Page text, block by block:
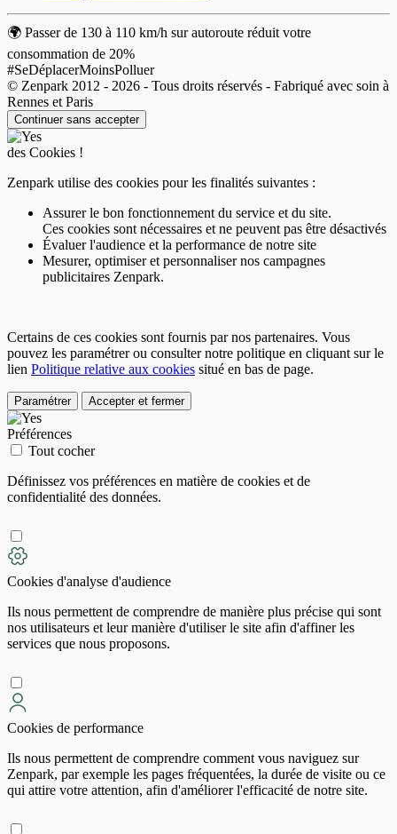
🌍 Passer de 130 à 110 km/h sur autoroute réduit votre
consommation de 20%
#SeDéplacerMoinsPolluer
© Zenpark 2012 - 2026 - Tous droits réservés - Fabriqué avec soin à
Rennes et Paris
Continuer sans accepter
des Cookies !
Zenpark utilise des cookies pour les finalités suivantes :
Assurer le bon fonctionnement du service et du site.
Ces cookies sont nécessaires et ne peuvent pas être désactivés
Évaluer l'audience et la performance de notre site
Mesurer, optimiser et personnaliser nos campagnes
publicitaires Zenpark.
Certains de ces cookies sont fournis par nos partenaires. Vous
pouvez les paramétrer ou consulter notre politique en cliquant sur le
lien Politique relative aux cookies situé en bas de page.
Paramétrer Accepter et fermer
Préférences
Tout cocher
Définissez vos préférences en matière de cookies et de
confidentialité des données.
Cookies d'analyse d'audience
Ils nous permettent de comprendre de manière plus précise qui sont
nos utilisateurs et leur manière d'utiliser le site afin d'affiner les
services que nous proposons.
Cookies de performance
Ils nous permettent de comprendre comment vous naviguez sur
Zenpark, par exemple les pages fréquentées, la durée de visite ou ce
qui attire votre attention, afin d'améliorer l'efficacité de notre site.